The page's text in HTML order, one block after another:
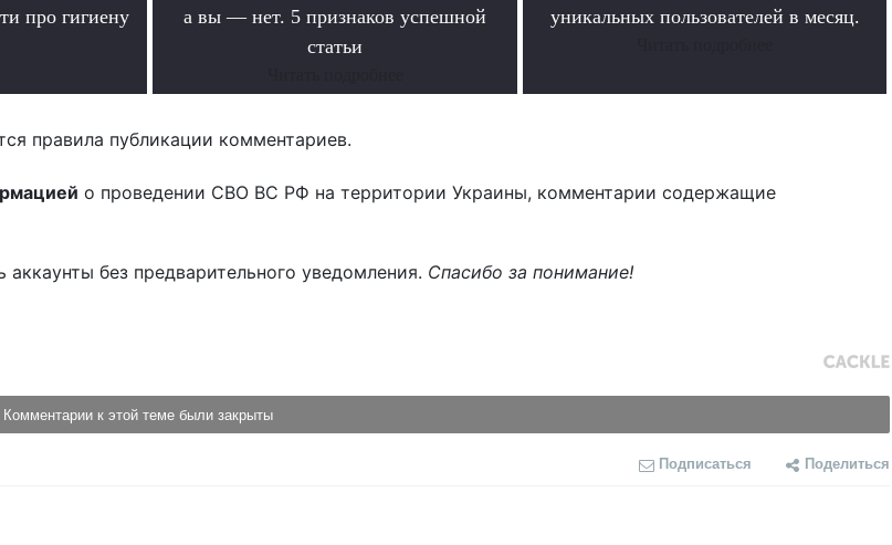
про гигиену
а вы — нет. 5 признаков успешной
статьи
уникальных пользователей в месяц.
правила публикации комментариев.
о проведении СВО ВС РФ на территории Украины, комментарии содержащие
без предварительного уведомления. Спасибо за понимание!
Комментарии к этой теме были закрыты
Подписаться Поделиться